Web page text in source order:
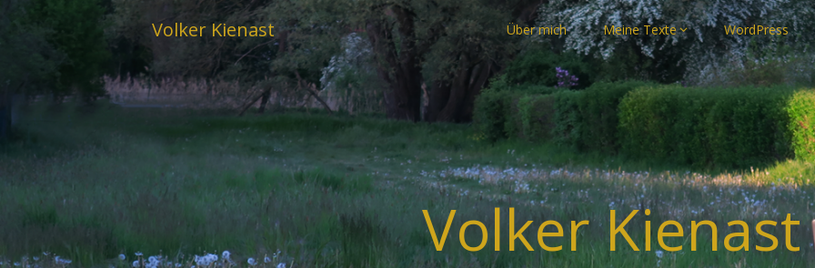
Volker Kienast Über mich Meine Texte WordPress
Volker Kienast